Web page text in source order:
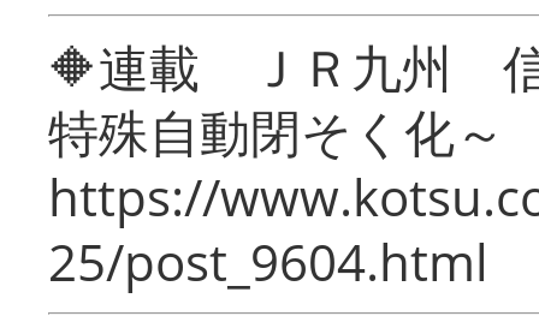
🔶連載 ＪＲ九州 信
特殊自動閉そく化～
https://
25/post_9604.html